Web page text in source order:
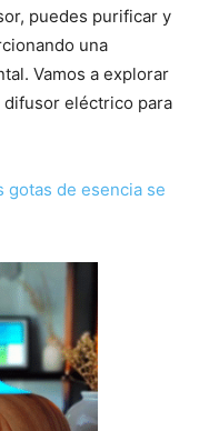
puedes purificar y
una
Vamos a explorar
eléctrico para
gotas de esencia se